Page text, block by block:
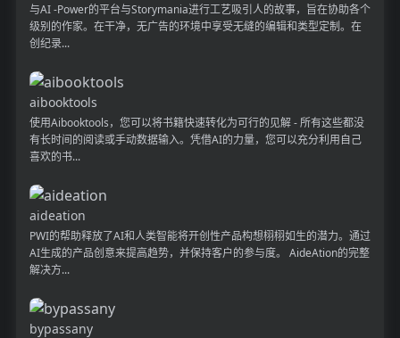
与AI -Power的平台与Storymania进行工艺吸引人的故事，旨在协助各个
级别的作家。在干净，无广告的环境中享受无缝的编辑和类型定制。在
创纪录...
aibooktools
使用Aibooktools，您可以将书籍快速转化为可行的见解 - 所有这些都没
有长时间的阅读或手动数据输入。凭借AI的力量，您可以充分利用自己
喜欢的书...
aideation
PWI的帮助释放了AI和人类智能将开创性产品构想栩栩如生的潜力。通过
AI生成的产品创意来提高趋势，并保持客户的参与度。 AideAtion的完整
解决方...
bypassany